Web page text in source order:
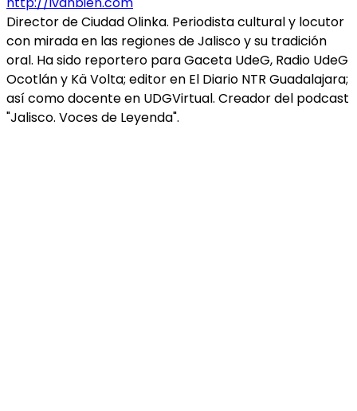
Director de Ciudad Olinka. Periodista cultural y locutor
con mirada en las regiones de Jalisco y su tradición
oral. Ha sido reportero para Gaceta UdeG, Radio UdeG
Ocotlán y Kä Volta; editor en El Diario NTR Guadalajara;
así como docente en UDGVirtual. Creador del podcast
"Jalisco. Voces de Leyenda".